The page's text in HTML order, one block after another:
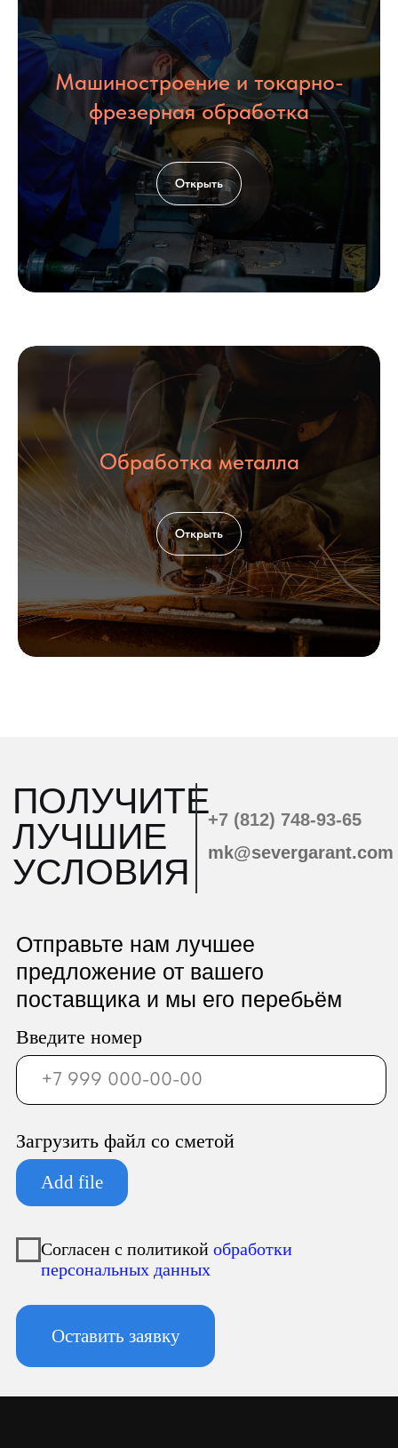
Машиностроение и токарно-
фрезерная обработка
Открыть
Обработка металла
Открыть
ООО «Север Гарант»
Юридический адрес:
Новоизмайловское, пл. Конституции, д.
3, к. 2, литера А, помещ. 135-Н офис А-1,
комната 2
Фактический адрес:
196247, Санкт-Петербург г, вн.тер.г.
муниципальный округ
Новоизмайловское, пл. Конституции, д.
комната 2